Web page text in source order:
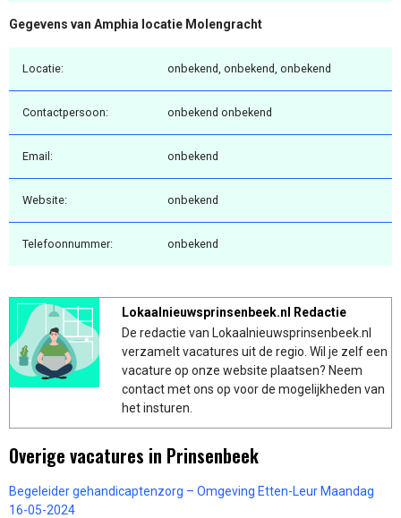
Gegevens van Amphia locatie Molengracht
Locatie: onbekend, onbekend, onbekend
Contactpersoon: onbekend onbekend
Email: onbekend
Website: onbekend
Telefoonnummer: onbekend
Lokaalnieuwsprinsenbeek.nl Redactie
De redactie van Lokaalnieuwsprinsenbeek.nl
verzamelt vacatures uit de regio. Wil je zelf een
vacature op onze website plaatsen? Neem
contact met ons op voor de mogelijkheden van
het insturen.
Overige vacatures in Prinsenbeek
Begeleider gehandicaptenzorg – Omgeving Etten-Leur Maandag
16-05-2024